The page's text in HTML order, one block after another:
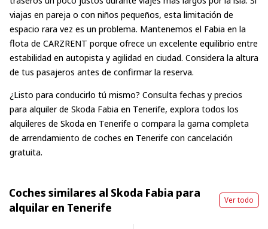
viajas en pareja o con niños pequeños, esta limitación de
espacio rara vez es un problema. Mantenemos el Fabia en la
flota de CARZRENT porque ofrece un excelente equilibrio entre
estabilidad en autopista y agilidad en ciudad. Considera la altura
de tus pasajeros antes de confirmar la reserva.
¿Listo para conducirlo tú mismo? Consulta fechas y precios
para alquiler de Skoda Fabia en Tenerife, explora todos los
alquileres de Skoda en Tenerife o compara la gama completa
de arrendamiento de coches en Tenerife con cancelación
gratuita.
Coches similares al Skoda Fabia para
alquilar en Tenerife
Ver todo